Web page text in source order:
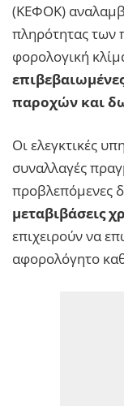
(ΚΕΦΟΚ)
πληρότητας των
φορολογική
παροχών και
Οι ελεγκτικές
συναλλαγές
προβλεπόμενες
μεταβιβάσεις
επιχειρούν να
αφορολόγητο